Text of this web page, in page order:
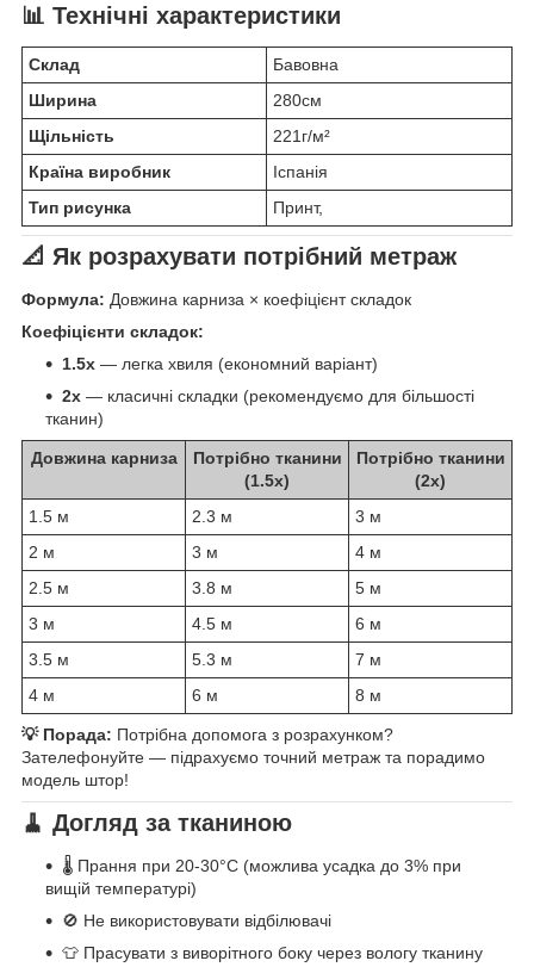
📊 Технічні характеристики
Склад
Бавовна
Ширина
280см
Щільність
221г/м²
Країна виробник
Іспанія
Тип рисунка
Принт,
📐 Як розрахувати потрібний метраж
Формула: Довжина карниза × коефіцієнт складок
Коефіцієнти складок:
1.5x — легка хвиля (економний варіант)
2x — класичні складки (рекомендуємо для більшості
тканин)
Довжина карниза
Потрібно тканини
(1.5x)
Потрібно тканини
(2x)
1.5 м
2.3 м
3 м
2 м
3 м
4 м
2.5 м
3.8 м
5 м
3 м
4.5 м
6 м
3.5 м
5.3 м
7 м
4 м
6 м 8 м
💡 Порада: Потрібна допомога з розрахунком?
Зателефонуйте — підрахуємо точний метраж та порадимо
модель штор!
🧹 Догляд за тканиною
🌡️ Прання при 20-30°C (можлива усадка до 3% при
вищій температурі)
🚫 Не використовувати відбілювачі
👕 Прасувати з виворітного боку через вологу тканину